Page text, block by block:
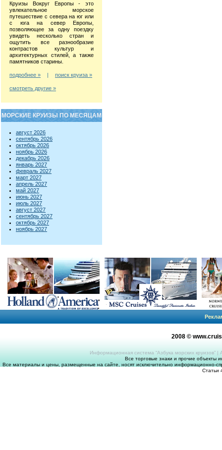
Круизы Вокруг Европы - это
увлекательное морское
путешествие с севера на юг или
с юга на север Европы,
позволяющее за одну поездку
увидеть несколько стран и
ощутить все разнообразие
контрастов культур и
архитектурных стилей, а также
памятников старины.
подробнее » | поиск круиза »
смотреть другие »
МОРСКИЕ КРУИЗЫ ПО МЕСЯЦАМ
август 2026
сентябрь 2026
октябрь 2026
ноябрь 2026
декабрь 2026
январь 2027
февраль 2027
март 2027
апрель 2027
май 2027
июнь 2027
июль 2027
август 2027
сентябрь 2027
октябрь 2027
ноябрь 2027
2008 ©
Информационная система “Азбука морских круизов” |
Все торговые знаки и прочие объекты
Все материалы и цены, размещенные на сайте, носят исключительно информационно-
Статьи